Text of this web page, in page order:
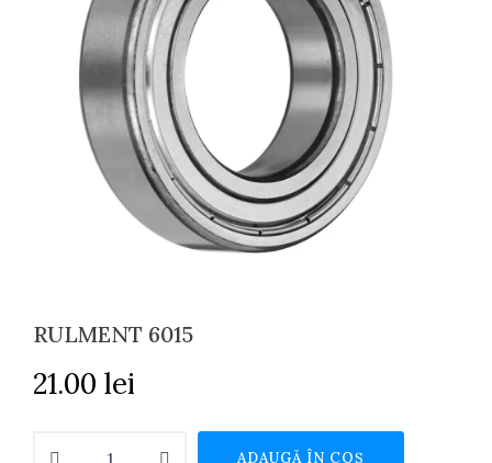
RULMENT 6015
21.00 lei
ADAUGĂ ÎN COȘ